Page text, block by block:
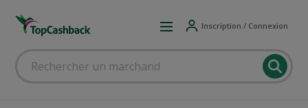
Inscription / Connexion